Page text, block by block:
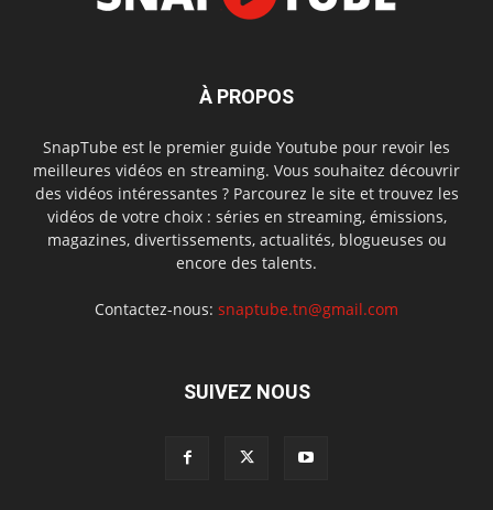
À PROPOS
SnapTube est le premier guide Youtube pour revoir les
meilleures vidéos en streaming. Vous souhaitez découvrir
des vidéos intéressantes ? Parcourez le site et trouvez les
vidéos de votre choix : séries en streaming, émissions,
magazines, divertissements, actualités, blogueuses ou
encore des talents.
Contactez-nous: snaptube.tn@gmail.com
SUIVEZ NOUS